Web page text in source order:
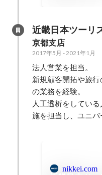
近畿日本ツーリ
京都支店
2017年5月 - 2021年1月
法人営業を担当。
新規顧客開拓や旅
の業務を経験。
人工透析をしてい
施を担当し、ユニバ
nikkei.com